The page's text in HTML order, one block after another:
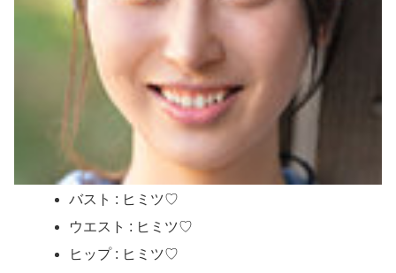
バスト : ヒミツ♡
ウエスト : ヒミツ♡
ヒップ : ヒミツ♡